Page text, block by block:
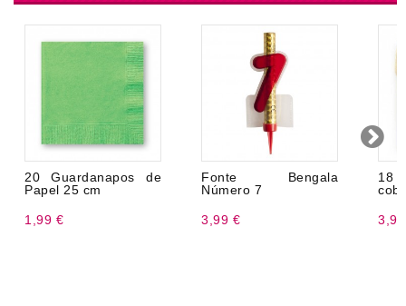
20 Guardanapos de
Papel 25 cm
1,99 €
Fonte Bengala
Número 7
3,99 €
18